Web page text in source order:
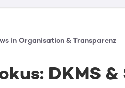
in Organisation & Transparenz
DKMS &